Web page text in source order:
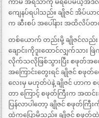
ကာမ အရသာကို မရပေမယ့်အဲဒိလိုလ
ကျေနပ်ရပါသည်။ ချိုဇင် အိပ်
က ဆီးစပ် အပေါ်နား အထိလိပ်
တစ်ယောက် တည်းမို့ ချိုဇင်လည်း ပ
ချောင်းကိုဒူးထောင်လျှက်သား
လိုက်သလိုဖြစ်သွားပြီး စဖုတ်အဝ
အကြောင်းတွေးရင် ချိုဇင် စ
လေးမှ မဟုတ်ပဲနဲ့ ချိုဇင် ဟာက စ
တာ ကြောင့် စဖုတ်ကြီးက အထင်းသ
ပြန်လာပါတော့ ချိုဇင် စဖုတ်
ထဲကပြောမိသည်။ ချိုဇင် စဖု